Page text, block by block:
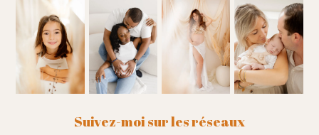
Suivez-moi sur les réseaux